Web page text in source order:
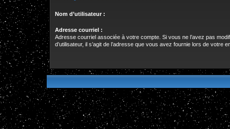
Nom d’utilisateur :
Adresse courriel :
Adresse courriel associée à votre compte. Si vous ne l’avez pas
d’utilisateur, il s’agit de l’adresse que vous avez fournie lors de votre